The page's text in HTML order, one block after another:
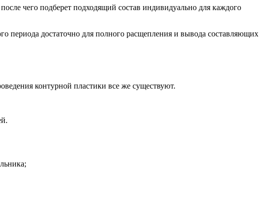
чего подберет подходящий состав индивидуально для каждого
периода достаточно для полного расщепления и вывода составляющих
контурной пластики все же существуют.